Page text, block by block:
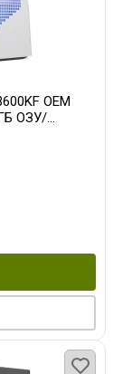
OEM
ОЗУ/
128bit